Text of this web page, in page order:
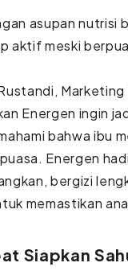
asupan nutrisi
aktif meski
Energen ingin
bahwa ibu
Energen
bergizi
memastikan
Siapkan